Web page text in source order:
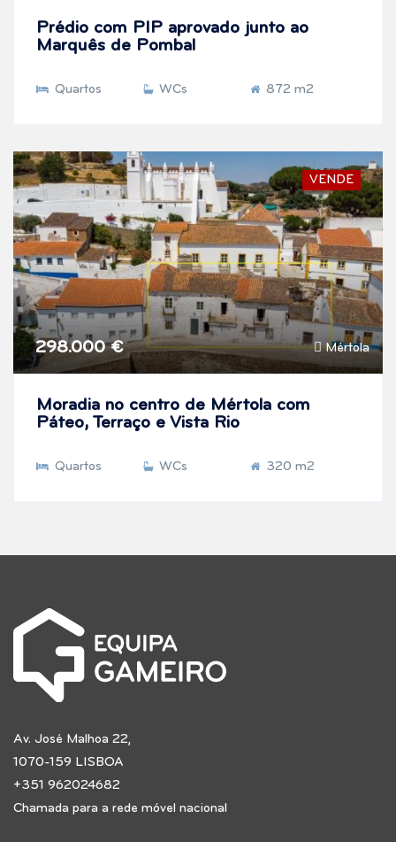
Prédio com PIP aprovado junto ao
Marquês de Pombal
Quartos WCs 872 m2
VENDE
Mértola
298.000 €
Moradia no centro de Mértola com
Páteo, Terraço e Vista Rio
Quartos WCs 320 m2
Av. José Malhoa 22,
1070-159 LISBOA
+351 962024682
Chamada para a rede móvel nacional